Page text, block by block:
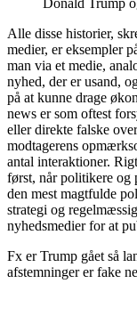
Donald Trump
Alle disse historier,
medier, er eksempler
man via et medie,
nyhed, der er usand,
på at kunne drage
news er som oftest
eller direkte falske
modtagerens
antal interaktioner.
først, når politikere og
den mest magtfulde
strategi og
nyhedsmedier for at
Fx er Trump gået så
afstemninger er fake